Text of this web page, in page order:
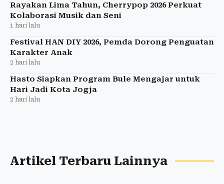
Rayakan Lima Tahun, Cherrypop 2026 Perkuat
Kolaborasi Musik dan Seni
1 hari lalu
Festival HAN DIY 2026, Pemda Dorong Penguatan
Karakter Anak
2 hari lalu
Hasto Siapkan Program Bule Mengajar untuk
Hari Jadi Kota Jogja
2 hari lalu
Artikel Terbaru Lainnya